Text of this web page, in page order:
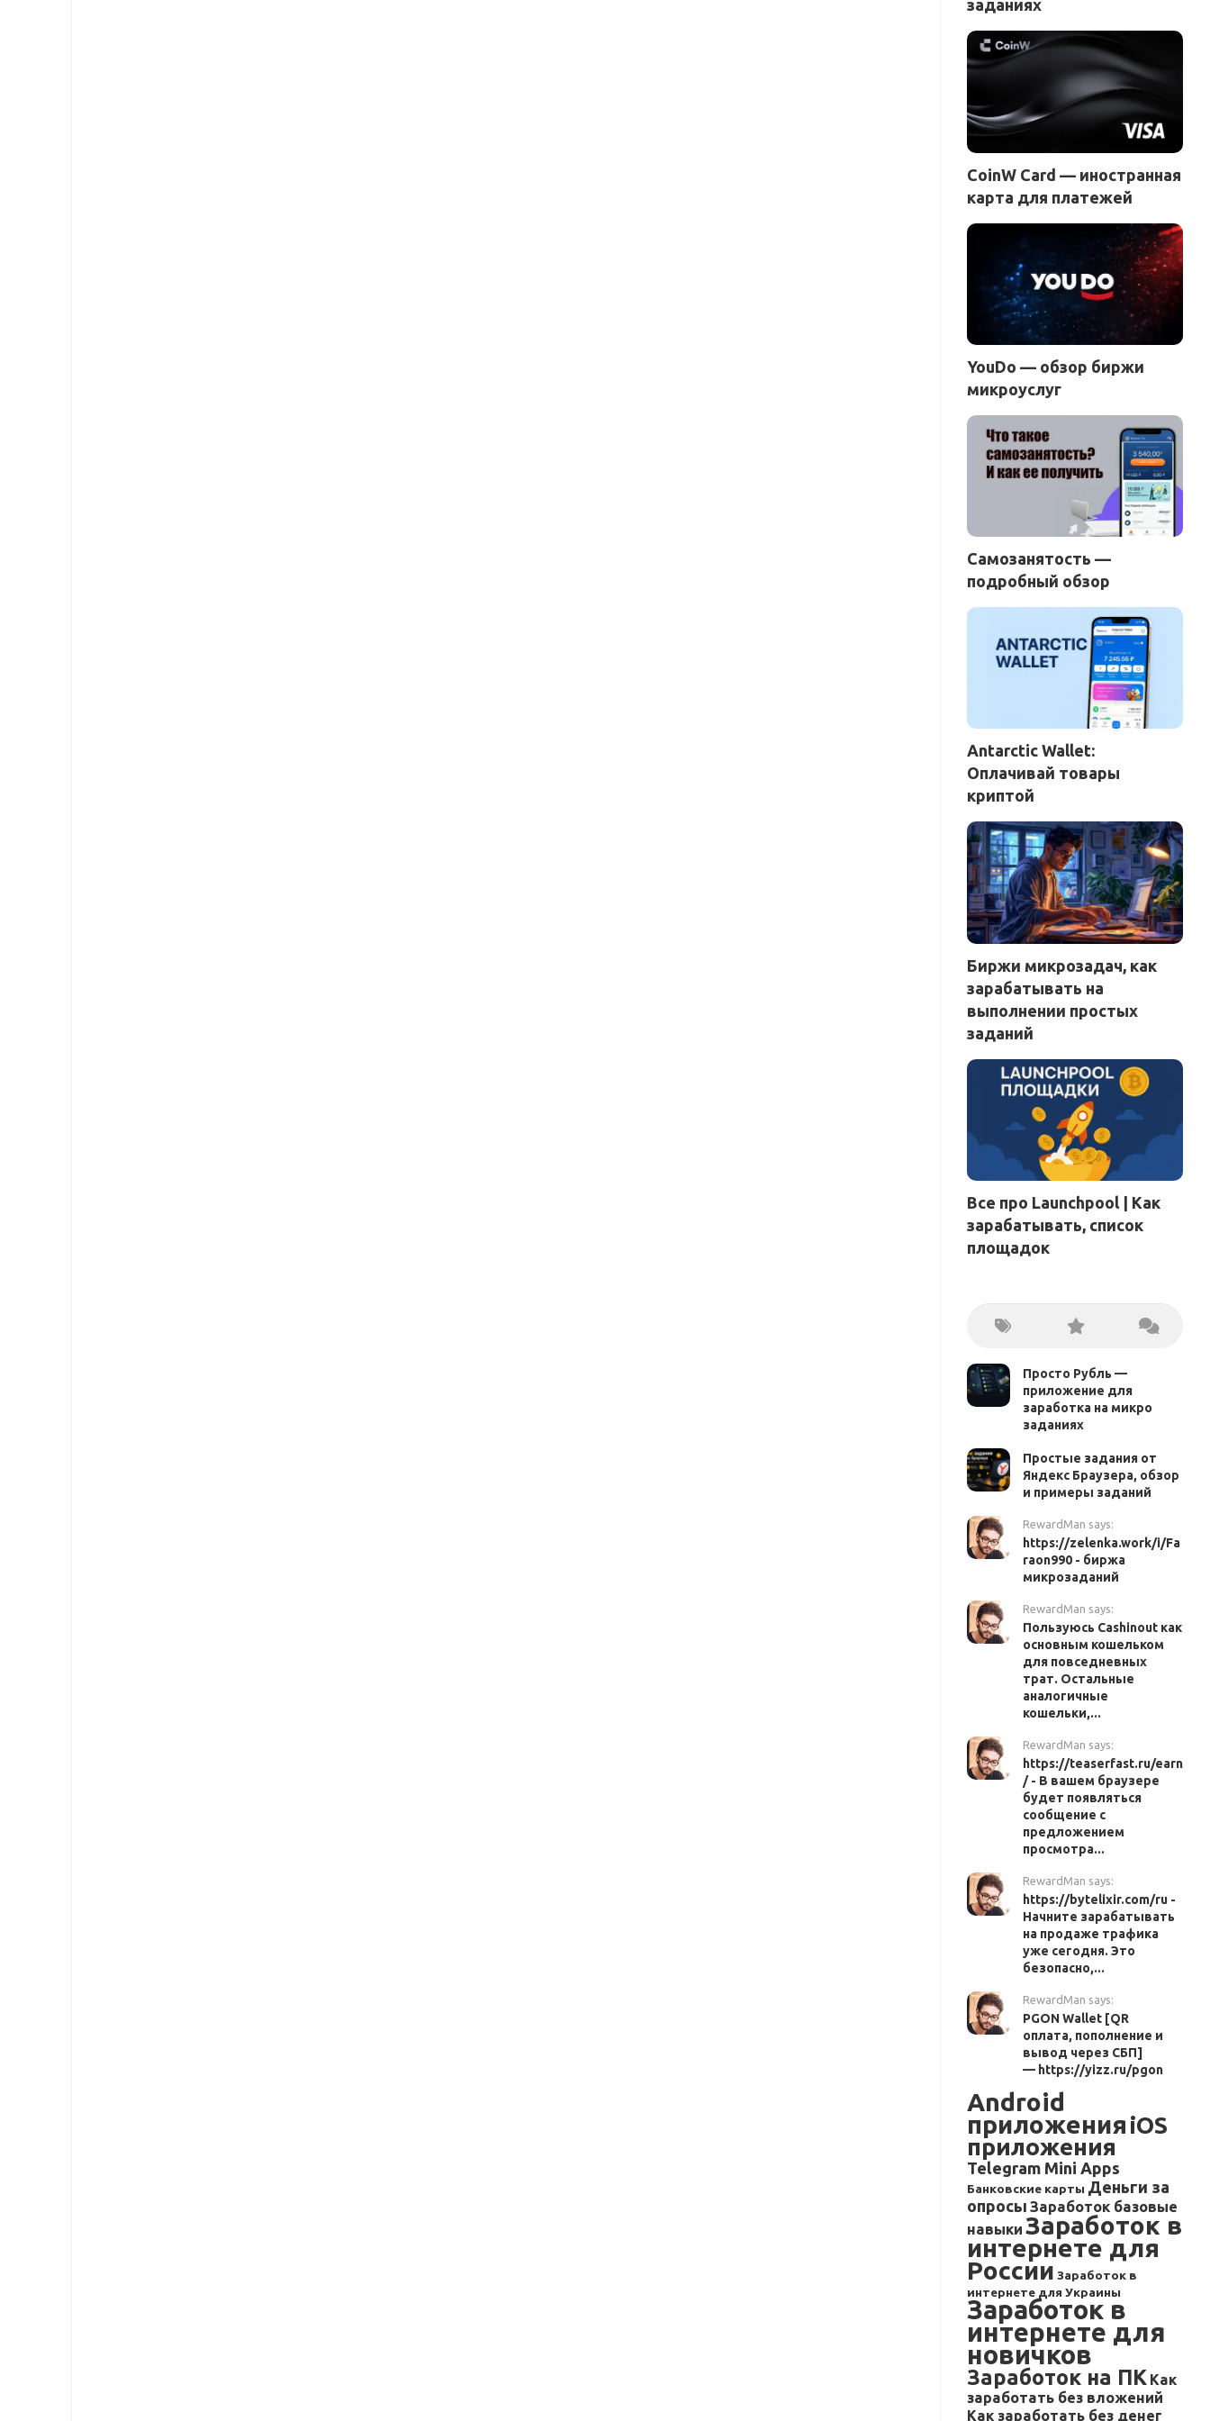
заданиях
CoinW Card — иностранная
карта для платежей
YouDo — обзор биржи
микроуслуг
Самозанятость —
подробный обзор
Antarctic Wallet:
Оплачивай товары
криптой
Биржи микрозадач, как
зарабатывать на
выполнении простых
заданий
Все про Launchpool | Как
зарабатывать, список
площадок
Просто Рубль —
приложение для
заработка на микро
заданиях
Простые задания от
Яндекс Браузера, обзор
и примеры заданий
RewardMan says:
https://zelenka.work/i/Fa
raon990 - биржа
микрозаданий
RewardMan says:
Пользуюсь Cashinout как
основным кошельком
для повседневных
трат. Остальные
аналогичные
кошельки,...
RewardMan says:
https://teaserfast.ru/earn
/ - В вашем браузере
будет появляться
сообщение с
предложением
просмотра...
RewardMan says:
https://bytelixir.com/ru -
Начните зарабатывать
на продаже трафика
уже сегодня. Это
безопасно,...
RewardMan says:
PGON Wallet [QR
оплата, пополнение и
вывод через СБП]
— https://yizz.ru/pgon
Android
приложения iOS
приложения
Telegram Mini Apps
Банковские карты Деньги за
опросы Заработок базовые
навыки Заработок в
интернете для
России Заработок в
интернете для Украины
Заработок в
интернете для
новичков
Заработок на ПК Как
заработать без вложений
Как заработать без денег